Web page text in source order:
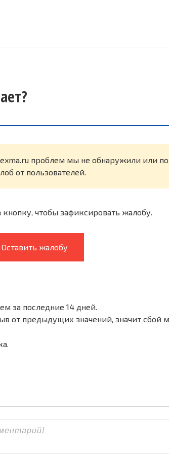
проблем мы не обнаружили или
от пользователей.
чтобы зафиксировать жалобу.
Оставить жалобу
за последние 14 дней.
от предыдущих значений, значит сбой